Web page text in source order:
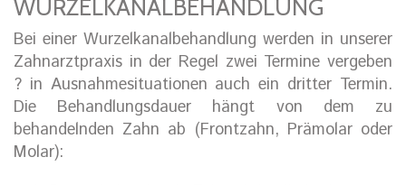
WURZELKANALBEHANDLUNG
Bei einer Wurzelkanalbehandlung werden in unserer
Zahnarztpraxis in der Regel zwei Termine vergeben
? in Ausnahmesituationen auch ein dritter Termin.
Die Behandlungsdauer hängt von dem zu
behandelnden Zahn ab (Frontzahn, Prämolar oder
Molar):